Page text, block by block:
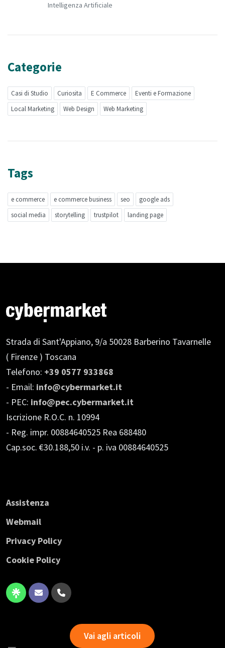
Intelligenza Artificiale
Categorie
Casi di Studio Curiosita E Commerce
Eventi e Formazione
Local Marketing
Web Design Web Marketing
Tags
e commerce e commerce business seo
google ads
social media
storytelling trustpilot landing page
Strada di Sant'Appiano, 9/a 50028 Barberino Tavarnelle
( Firenze ) Toscana
Telefono: +39 0577 933868
- Email: info@cybermarket.it
- PEC: info@pec.cybermarket.it
Iscrizione R.O.C. n. 10994
- Reg. impr. 00884640525 Rea 688480
Cap.soc. €30.188,50 i.v. - p. iva 00884640525
Assistenza
Webmail
Privacy Policy
Cookie Policy
Vai agli articoli